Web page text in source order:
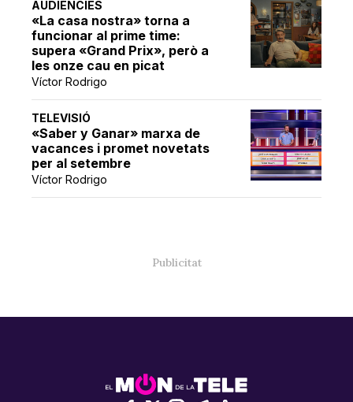
AUDIÈNCIES
«La casa nostra» torna a
funcionar al prime time:
supera «Grand Prix», però a
les onze cau en picat
Víctor Rodrigo
TELEVISIÓ
«Saber y Ganar» marxa de
vacances i promet novetats
per al setembre
Víctor Rodrigo